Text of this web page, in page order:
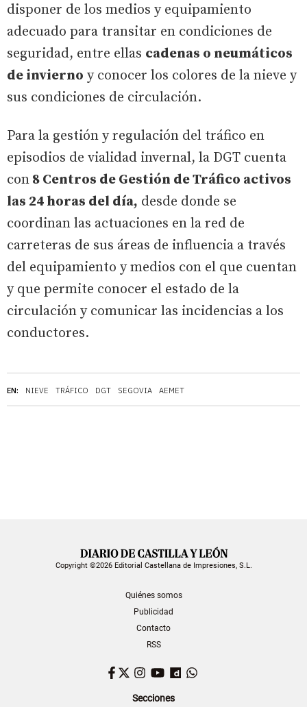
EN: NIEVE TRÁFICO DGT SEGOVIA AEMET
disponer de los medios y equipamiento
adecuado para transitar en condiciones de
seguridad, entre ellas cadenas o neumáticos
de invierno y conocer los colores de la nieve y
sus condiciones de circulación.
Para la gestión y regulación del tráfico en
episodios de vialidad invernal, la DGT cuenta
con 8 Centros de Gestión de Tráfico activos
las 24 horas del día, desde donde se
coordinan las actuaciones en la red de
carreteras de sus áreas de influencia a través
del equipamiento y medios con el que cuentan
y que permite conocer el estado de la
circulación y comunicar las incidencias a los
conductores.
Copyright ©2026 Editorial Castellana de Impresiones, S.L.
Quiénes somos
Publicidad
Contacto
RSS
Facebook
TwitterInstagram
YouTubeDailymotion
Secciones